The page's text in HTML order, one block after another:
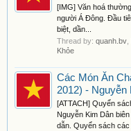
[IMG] Văn hoá
người Á Đông. Đầu
biệt, dần...
Thread by: quanh.bv
Khỏe
Các Món Ăn
2012) - Nguyễn
[ATTACH] Quyển
Nguyễn Kim Dân
dẫn. Quyển sách các